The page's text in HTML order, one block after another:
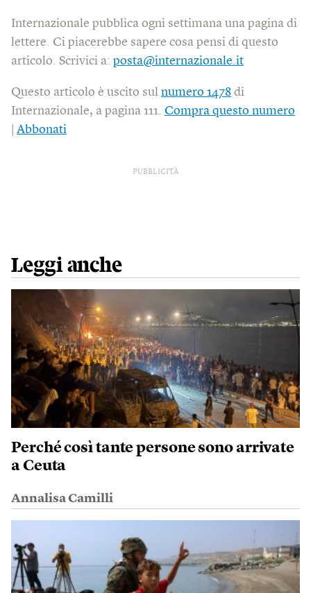
Internazionale pubblica ogni settimana una pagina di
lettere. Ci piacerebbe sapere cosa pensi di questo
articolo. Scrivici a: posta@internazionale.it
Questo articolo è uscito sul numero 1478 di
Internazionale, a pagina 111. Compra questo numero
Abbonati
PUBBLICITÀ
Leggi anche
Perché così tante persone sono arrivate
a Ceuta
Annalisa Camilli